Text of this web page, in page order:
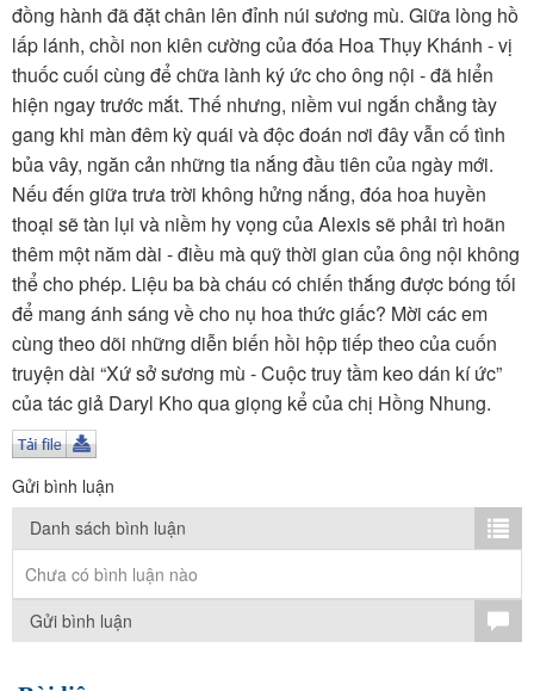
Thiếu nhi
Kết nối VOV6
TÌM KIẾM
Vận hành bởi QI Corp
đồng hành đã đặt chân lên đỉnh núi sương mù. Giữa lòng hồ
lấp lánh, chồi non kiên cường của đóa Hoa Thụy Khánh - vị
thuốc cuối cùng để chữa lành ký ức cho ông nội - đã hiển
hiện ngay trước mắt. Thế nhưng, niềm vui ngắn chẳng tày
gang khi màn đêm kỳ quái và độc đoán nơi đây vẫn cố tình
bủa vây, ngăn cản những tia nắng đầu tiên của ngày mới.
Nếu đến giữa trưa trời không hửng nắng, đóa hoa huyền
thoại sẽ tàn lụi và niềm hy vọng của Alexis sẽ phải trì hoãn
thêm một năm dài - điều mà quỹ thời gian của ông nội không
thể cho phép. Liệu ba bà cháu có chiến thắng được bóng tối
để mang ánh sáng về cho nụ hoa thức giấc? Mời các em
cùng theo dõi những diễn biến hồi hộp tiếp theo của cuốn
truyện dài “Xứ sở sương mù - Cuộc truy tầm keo dán kí ức”
của tác giả Daryl Kho qua giọng kể của chị Hồng Nhung.
Gửi bình luận
Danh sách bình luận
Chưa có bình luận nào
Gửi bình luận